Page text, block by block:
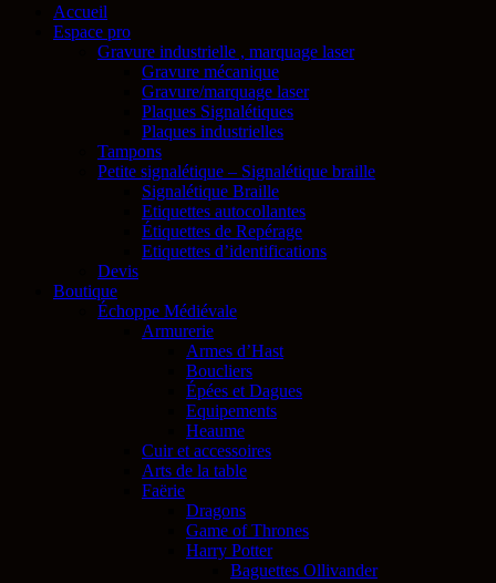
Accueil
Espace pro
Gravure industrielle , marquage laser
Gravure mécanique
Gravure/marquage laser
Plaques Signalétiques
Plaques industrielles
Tampons
Petite signalétique – Signalétique braille
Signalétique Braille
Etiquettes autocollantes
Étiquettes de Repérage
Etiquettes d’identifications
Devis
Boutique
Échoppe Médiévale
Armurerie
Armes d’Hast
Boucliers
Épées et Dagues
Equipements
Heaume
Cuir et accessoires
Arts de la table
Faërie
Dragons
Game of Thrones
Harry Potter
Baguettes Ollivander